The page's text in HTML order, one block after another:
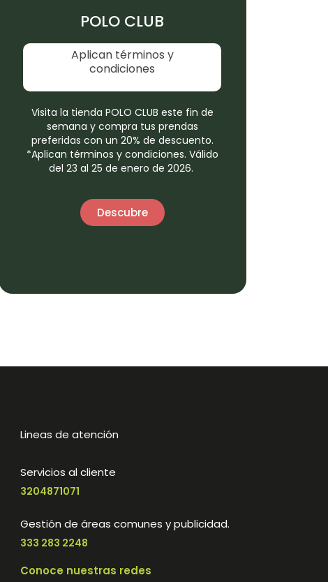
POLO CLUB
Aplican términos y
condiciones
Visita la tienda POLO CLUB este fin de
semana y compra tus prendas
preferidas con un 20% de descuento.
*Aplican términos y condiciones. Válido
del 23 al 25 de enero de 2026.
Descubre
Lineas de atención
Servicios al cliente
3204871071
Gestión de áreas comunes y publicidad.
333 283 2248
Conoce nuestras redes